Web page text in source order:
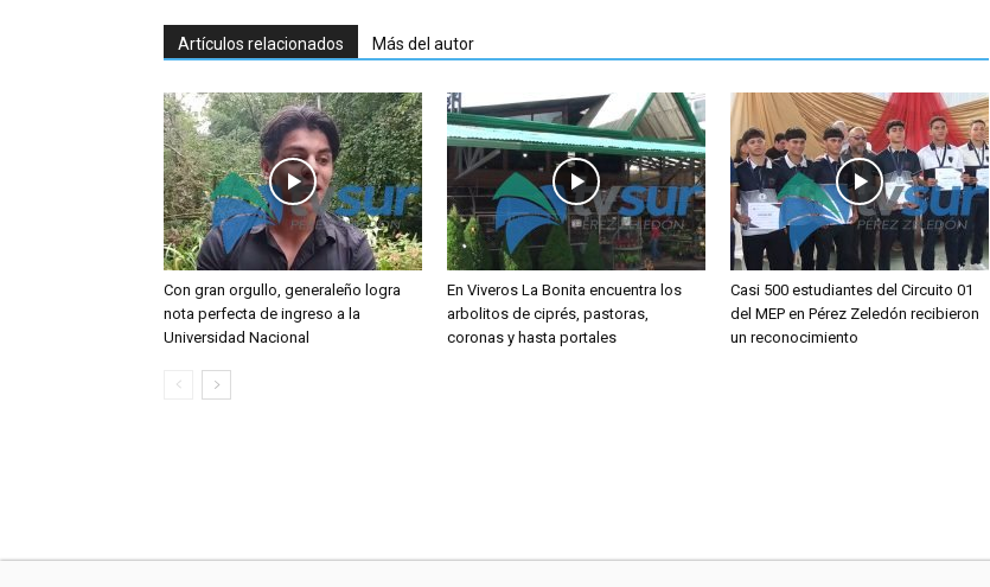
Artículos relacionados Más del autor
Con gran orgullo, generaleño logra
nota perfecta de ingreso a la
Universidad Nacional
En Viveros La Bonita encuentra los
arbolitos de ciprés, pastoras,
coronas y hasta portales
Casi 500 estudiantes del Circuito 01
del MEP en Pérez Zeledón recibieron
un reconocimiento